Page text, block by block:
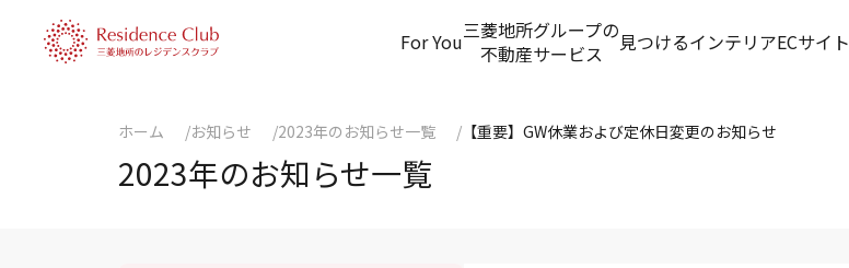
For You三菱地所グループの
不動産サービス
見つけるインテリアECサイト
ホーム お知らせ 2023年のお知らせ一覧 【重要】GW休業および定休日変更のお知らせ
2023年のお知らせ一覧